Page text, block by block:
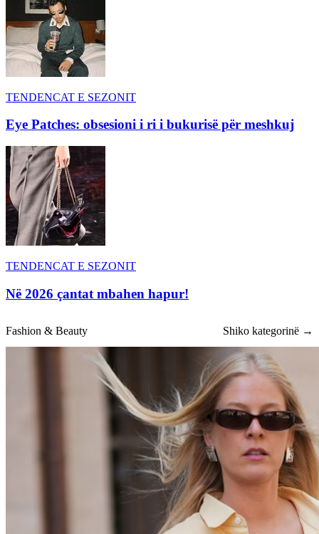
TENDENCAT E SEZONIT
Eye Patches: obsesioni i ri i bukurisë për meshkuj
TENDENCAT E SEZONIT
Në 2026 çantat mbahen hapur!
Fashion & Beauty Shiko kategorinë →